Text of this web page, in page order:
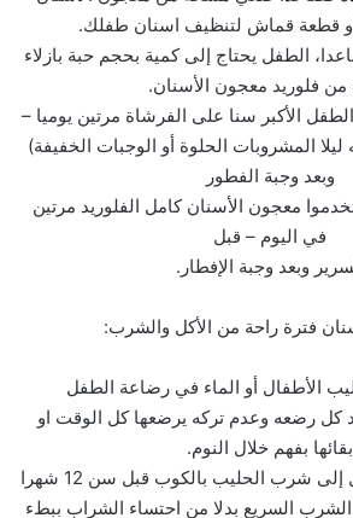
قطعة قماش لتنظيف اسنان طفلك.
الطفل يحتاج إلى كمية بحجم حبة بازلاء
من فلوريد معجون الأسنان.
الأكبر سنا على الفرشاة مرتين يوميا –
المشروبات الحلوة أو الوجبات الخفيفة)
وبعد وجبة الفطور
معجون الأسنان كامل الفلوريد مرتين
في اليوم – قبل
وبعد وجبة الإفطار.
الأطفال أو الماء في رضاعة الطفل
كل رضعه وعدم تركه يرضعها كل الوقت او
بقائها بفهم خلال النوم.
شرب الحليب بالكوب قبل سن 12 شهرا
السريع بدلا من احتساء الشراب ببطء